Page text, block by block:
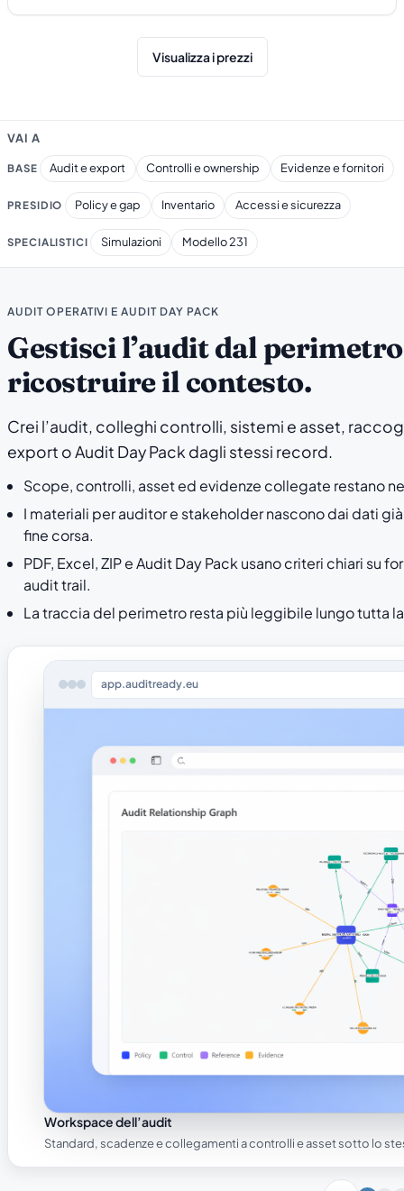
Visualizza i prezzi
VAI A
BASE Audit e export Controlli e ownership Evidenze e fornitori
PRESIDIO Policy e gap Inventario Accessi e sicurezza
SPECIALISTICI Simulazioni Modello 231
AUDIT OPERATIVI E AUDIT DAY PACK
Gestisci l’audit dal
ricostruire il contesto.
Crei l’audit, colleghi controlli, sistemi e asset,
export o Audit Day Pack dagli stessi record.
Scope, controlli, asset ed evidenze collegate restano
I materiali per auditor e stakeholder nascono dai dati
fine corsa.
PDF, Excel, ZIP e Audit Day Pack usano criteri chiari su
audit trail.
La traccia del perimetro resta più leggibile lungo tutta
app.auditready.eu
Workspace dell’audit
Standard, scadenze e collegamenti a controlli e asset sotto lo